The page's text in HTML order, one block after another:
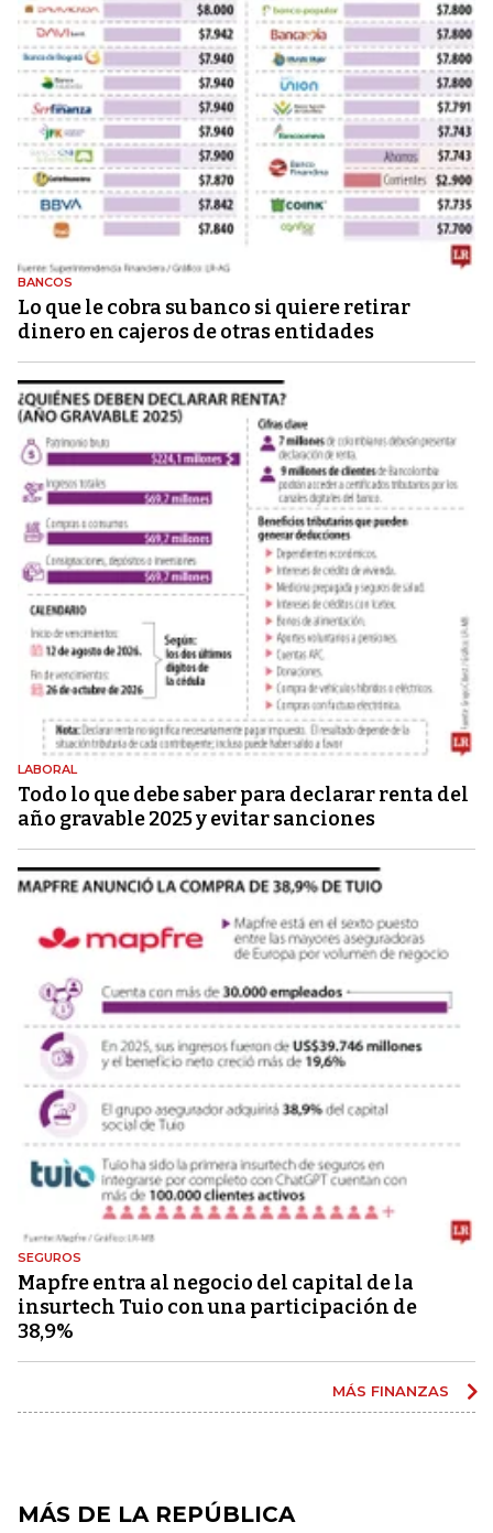
BANCOS
Lo que le cobra su banco si quiere retirar
dinero en cajeros de otras entidades
LABORAL
Todo lo que debe saber para declarar renta del
año gravable 2025 y evitar sanciones
SEGUROS
Mapfre entra al negocio del capital de la
insurtech Tuio con una participación de
38,9%
MÁS FINANZAS
MÁS DE LA REPÚBLICA